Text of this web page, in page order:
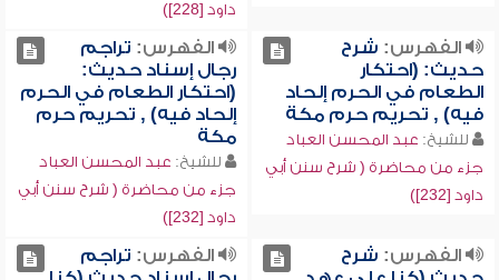
داود [228])
الفهرس: شرح
حديث: (احتكار
الطعام في الحرم إلحاد
فيه) , تحريم حرم مكة
للشيخ: عبد المحسن العباد
جزء من محاضرة ( شرح سنن أبي
داود [232])
الفهرس: تراجم
رجال إسناد حديث:
(احتكار الطعام في الحرم
إلحاد فيه) , تحريم حرم
مكة
للشيخ: عبد المحسن العباد
جزء من محاضرة ( شرح سنن أبي
داود [232])
الفهرس: شرح
الفهرس: تراجم